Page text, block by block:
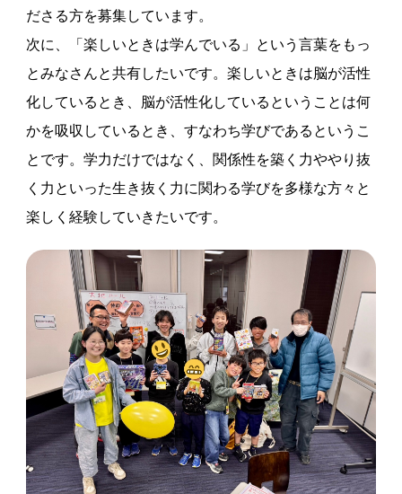
ださる方を募集しています。
次に、「楽しいときは学んでいる」という言葉をもっ
とみなさんと共有したいです。楽しいときは脳が活性
化しているとき、脳が活性化しているということは何
かを吸収しているとき、すなわち学びであるというこ
とです。学力だけではなく、関係性を築く力ややり抜
く力といった生き抜く力に関わる学びを多様な方々と
楽しく経験していきたいです。